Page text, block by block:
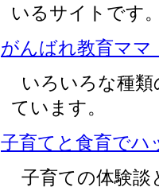
いるサイトです
がんばれ教育ママ
いろいろな種
ています。
子育てと食育でハ
子育ての体験談